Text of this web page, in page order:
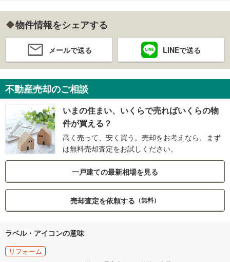
物件情報をシェアする
メールで送る LINEで送る
不動産売却のご相談
いまの住まい、いくらで売ればいくらの物
件が買える？
高く売って、安く買う。売却をお考えなら、まず
は無料売却査定をお試しください。
一戸建ての最新相場を見る
売却査定を依頼する （無料）
ラベル・アイコンの意味
リフォーム